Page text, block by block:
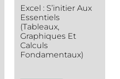
Excel : S’initier Aux
Essentiels
(tableaux,
Graphiques Et
Calculs
Fondamentaux)